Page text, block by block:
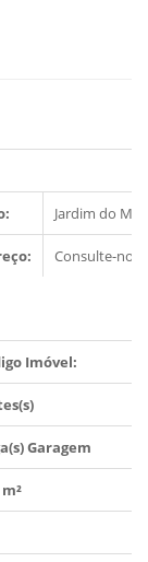
Jardim do Mar
Consulte-nos
Imóvel:
Garagem